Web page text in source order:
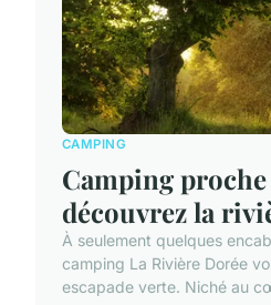
CAMPING
Camping
découvrez la
À seulement quelques
camping La Rivière Dorée
escapade verte. Niché au